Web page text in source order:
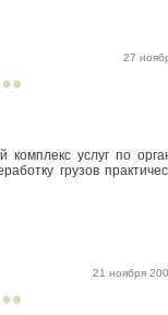
27
услуг по
грузов
21 ноября